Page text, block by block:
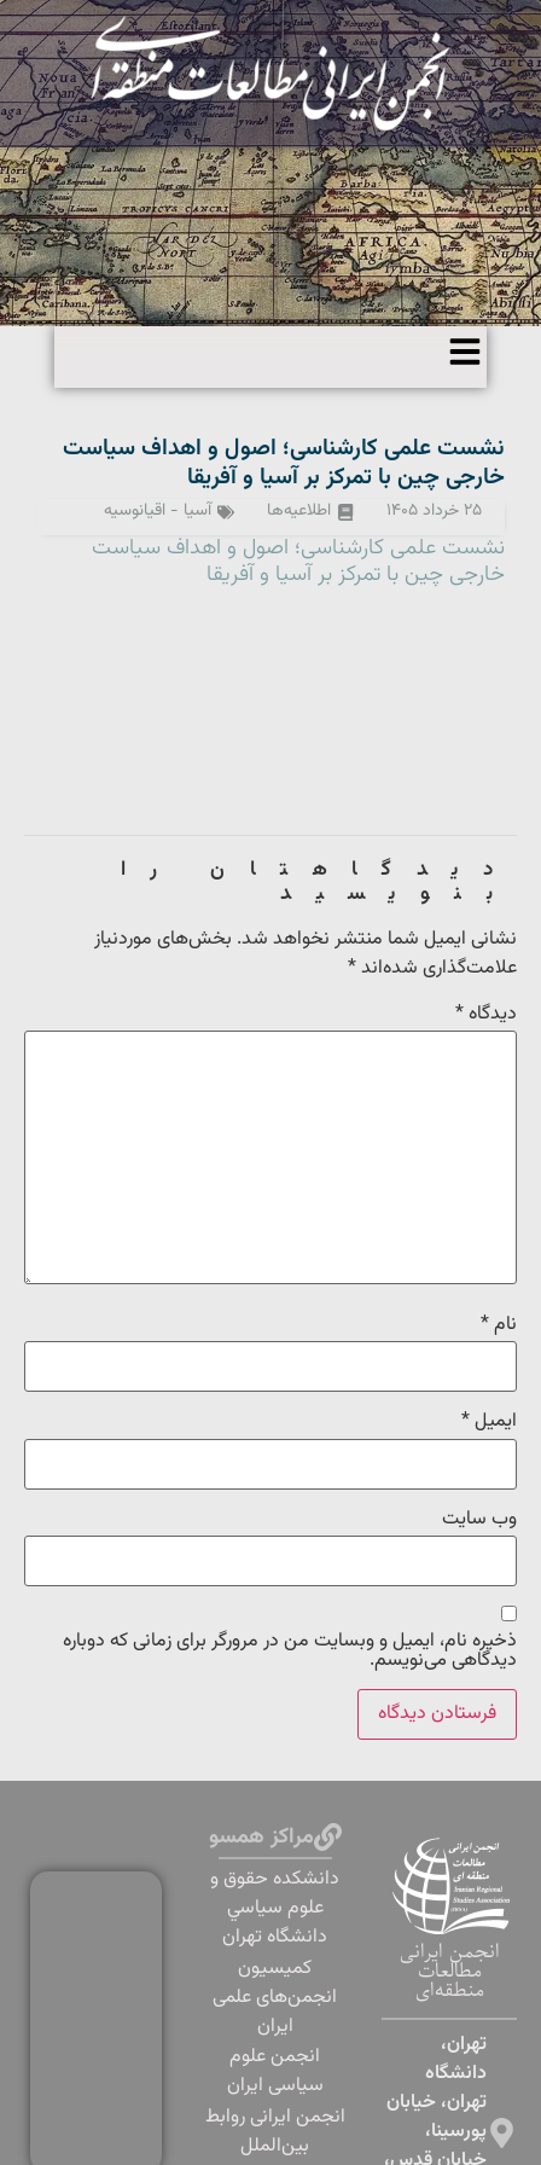
نشست علمی کارشناسی؛ اصول و اهداف سیاست
خارجی چین با تمرکز بر آسیا و آفریقا
۲۵ خرداد ۱۴۰۵ اطلاعیه‌ها آسیا - اقیانوسیه
نشست علمی کارشناسی؛ اصول و اهداف سیاست
خارجی چین با تمرکز بر آسیا و آفریقا
دیدگاهتان را
بنویسید
نشانی ایمیل شما منتشر نخواهد شد. بخش‌های موردنیاز
علامت‌گذاری شده‌اند*
دیدگاه*
نام*
ایمیل*
وب‌ سایت
ذخیره نام، ایمیل و وبسایت من در مرورگر برای زمانی که دوباره
دیدگاهی می‌نویسم.
انجمن ایرانی
مطالعات
منطقه‌ای
تهران،
دانشگاه
تهران، خیابان
پورسینا،
مراکز همسو
دانشكده حقوق و
علوم سياسي
دانشگاه تهران
کمیسیون
انجمن‌های علمی
ایران
انجمن علوم
سیاسی ایران
انجمن ایرانی روابط
بین‌الملل